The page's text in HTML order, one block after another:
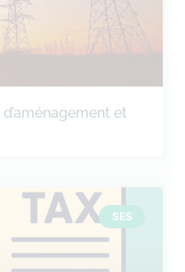
d’aménagement et
SES